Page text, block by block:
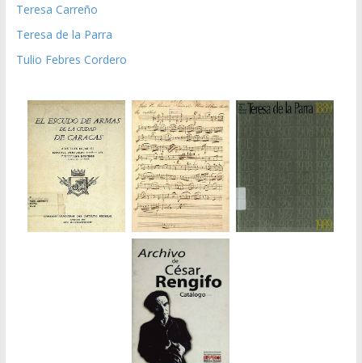
Teresa Carreño
Teresa de la Parra
Tulio Febres Cordero